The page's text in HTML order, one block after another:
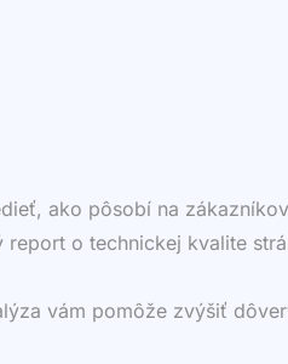
ako pôsobí na
report o technickej kvalite
vám pomôže zvýšiť